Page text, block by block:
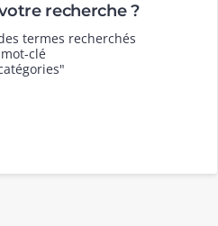
recherche ?
termes recherchés
clé